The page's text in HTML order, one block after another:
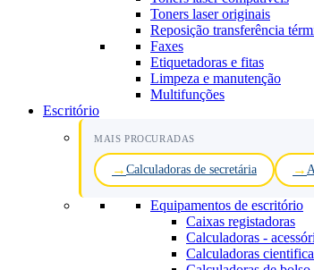
Toners laser originais
Reposição transferência
Faxes
Etiquetadoras e fitas
Limpeza e manutenção
Multifunções
Escritório
MAIS PROCURADAS
Calculadoras de secretária
Equipamentos de escritório
Caixas registadoras
Calculadoras -
Calculadoras